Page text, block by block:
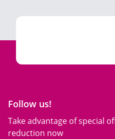
Follow us!
Take advantage of special
reduction now